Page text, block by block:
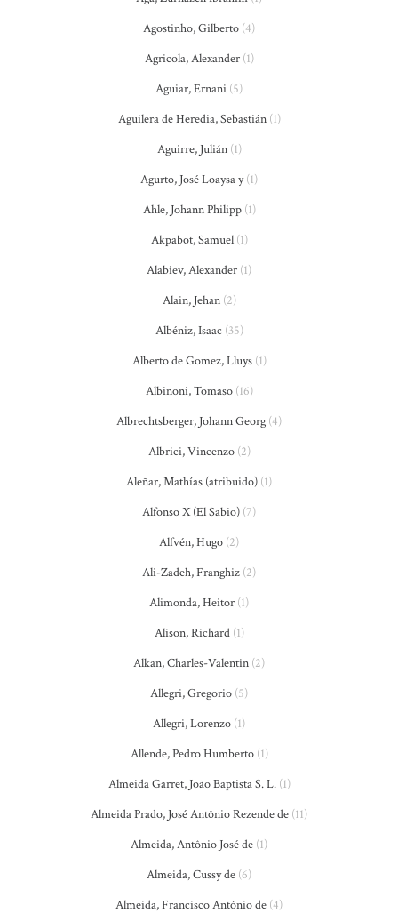
Agostinho, Gilberto (4)
Agricola, Alexander(1)
Aguiar, Ernani (5)
Aguilera de Heredia, Sebastián(1)
Aguirre, Julián(1)
Agurto, José Loaysa y(1)
Ahle, Johann Philipp(1)
Akpabot, Samuel(1)
Alabiev, Alexander (1)
Alain, Jehan(2)
Albéniz, Isaac (35)
Alberto de Gomez, Lluys(1)
Albinoni, Tomaso(16)
Albrechtsberger, Johann Georg (4)
Albrici, Vincenzo(2)
Aleñar, Mathías (atribuido) (1)
Alfonso X (El Sabio) (7)
Alfvén, Hugo (2)
Ali-Zadeh, Franghiz (2)
Alimonda, Heitor (1)
Alison, Richard(1)
Alkan, Charles-Valentin (2)
Allegri, Gregorio (5)
Allegri, Lorenzo (1)
Allende, Pedro Humberto(1)
Almeida Garret, João Baptista S. L.(1)
Almeida Prado, José Antônio Rezende de (11)
Almeida, Antônio José de (1)
Almeida, Cussy de (6)
Almeida, Francisco António de (4)